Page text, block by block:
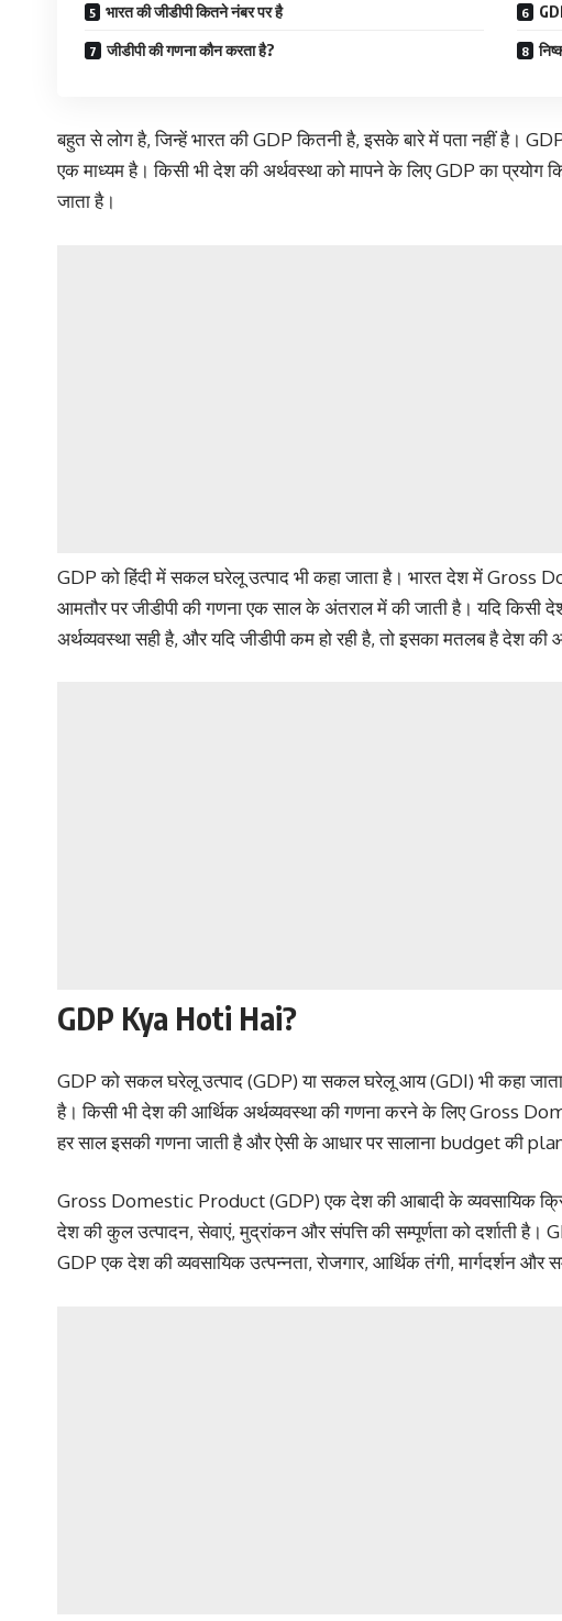
भारत की जीडीपी कितने नंबर पर है
जीडीपी की गणना कौन करता है?
बहुत से लोग है, जिन्हें भारत की GDP कितनी है, इसके बारे में पता नहीं है।
एक माध्यम है। किसी भी देश की अर्थवस्था को मापने के लिए GDP का प्रयोग
जाता है।
GDP को हिंदी में सकल घरेलू उत्पाद भी कहा जाता है। भारत देश में Gross
आमतौर पर जीडीपी की गणना एक साल के अंतराल में की जाती है। यदि किसी
अर्थव्यवस्था सही है, और यदि जीडीपी कम हो रही है, तो इसका मतलब है देश की
GDP Kya Hoti Hai?
GDP को सकल घरेलू उत्पाद (GDP) या सकल घरेलू आय (GDI) भी कहा जाता
है। किसी भी देश की आर्थिक अर्थव्यवस्था की गणना करने के लिए Gross
हर साल इसकी गणना जाती है और ऐसी के आधार पर सालाना budget की
Gross Domestic Product (GDP) एक देश की आबादी के व्यवसायिक
देश की कुल उत्पादन, सेवाएं, मुद्रांकन और संपत्ति की सम्पूर्णता को दर्शाती है।
GDP एक देश की व्यवसायिक उत्पन्नता, रोजगार, आर्थिक तंगी, मार्गदर्शन और